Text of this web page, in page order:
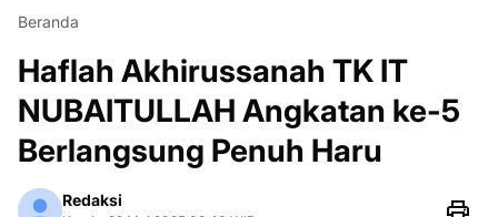
Beranda
Haflah Akhirussanah TK IT
NUBAITULLAH Angkatan ke-5
Berlangsung Penuh Haru
Redaksi